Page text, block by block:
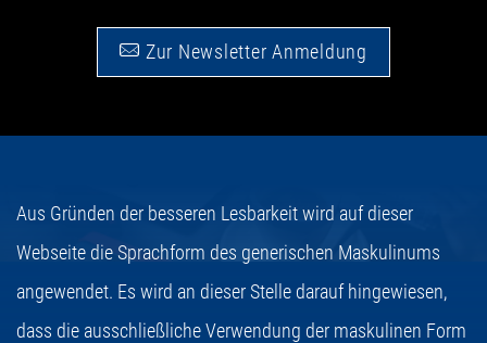
Zur Newsletter Anmeldung
Aus Gründen der besseren Lesbarkeit wird auf dieser
Webseite die Sprachform des generischen Maskulinums
angewendet. Es wird an dieser Stelle darauf hingewiesen,
dass die ausschließliche Verwendung der maskulinen Form